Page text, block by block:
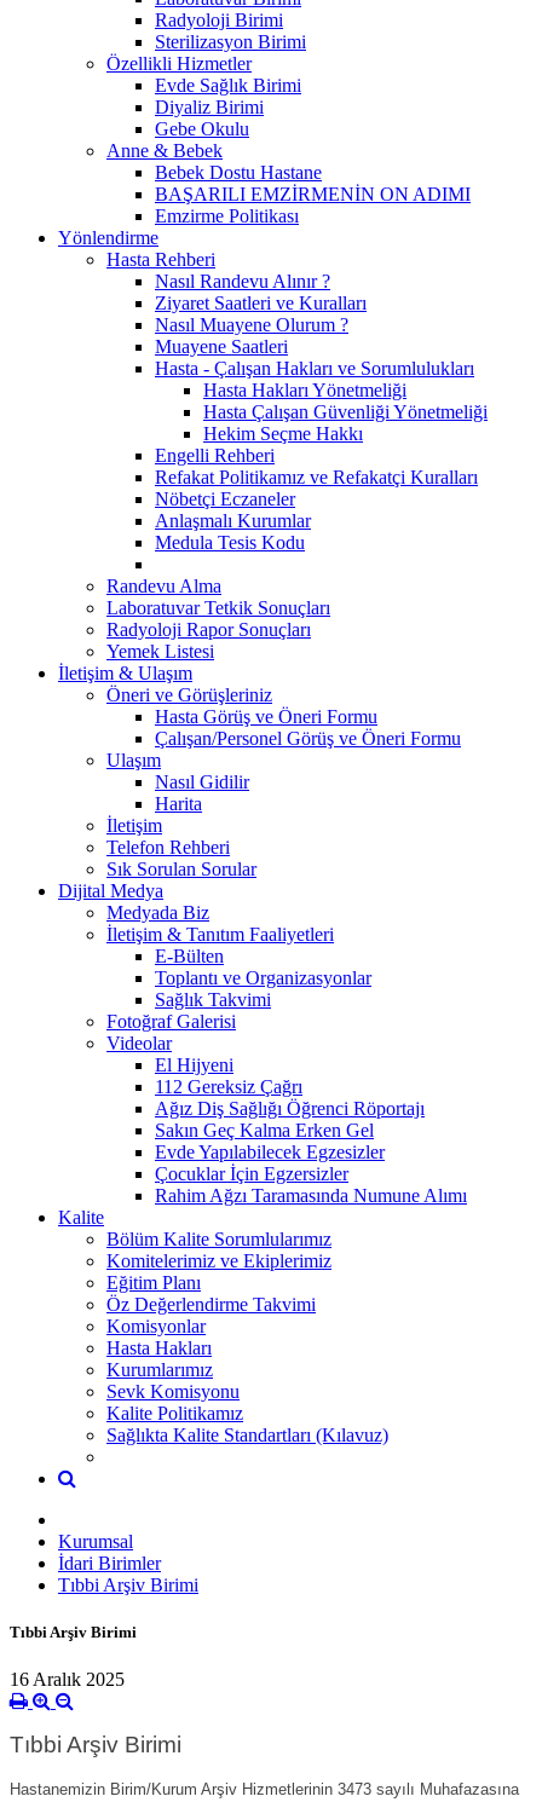
Radyoloji Birimi
Sterilizasyon Birimi
Özellikli Hizmetler
Evde Sağlık Birimi
Diyaliz Birimi
Gebe Okulu
Anne & Bebek
Bebek Dostu Hastane
BAŞARILI EMZİRMENİN ON ADIMI
Emzirme Politikası
Yönlendirme
Hasta Rehberi
Nasıl Randevu Alınır ?
Ziyaret Saatleri ve Kuralları
Nasıl Muayene Olurum ?
Muayene Saatleri
Hasta - Çalışan Hakları ve Sorumlulukları
Hasta Hakları Yönetmeliği
Hasta Çalışan Güvenliği Yönetmeliği
Hekim Seçme Hakkı
Engelli Rehberi
Refakat Politikamız ve Refakatçi Kuralları
Nöbetçi Eczaneler
Anlaşmalı Kurumlar
Medula Tesis Kodu
Randevu Alma
Laboratuvar Tetkik Sonuçları
Radyoloji Rapor Sonuçları
Yemek Listesi
İletişim & Ulaşım
Öneri ve Görüşleriniz
Hasta Görüş ve Öneri Formu
Çalışan/Personel Görüş ve Öneri Formu
Ulaşım
Nasıl Gidilir
Harita
İletişim
Telefon Rehberi
Sık Sorulan Sorular
Dijital Medya
Medyada Biz
İletişim & Tanıtım Faaliyetleri
E-Bülten
Toplantı ve Organizasyonlar
Sağlık Takvimi
Fotoğraf Galerisi
Videolar
El Hijyeni
112 Gereksiz Çağrı
Ağız Diş Sağlığı Öğrenci Röportajı
Sakın Geç Kalma Erken Gel
Evde Yapılabilecek Egzesizler
Çocuklar İçin Egzersizler
Rahim Ağzı Taramasında Numune Alımı
Kalite
Bölüm Kalite Sorumlularımız
Komitelerimiz ve Ekiplerimiz
Eğitim Planı
Öz Değerlendirme Takvimi
Komisyonlar
Hasta Hakları
Kurumlarımız
Sevk Komisyonu
Kalite Politikamız
Sağlıkta Kalite Standartları (Kılavuz)
Kurumsal
İdari Birimler
Tıbbi Arşiv Birimi
Tıbbi Arşiv Birimi
16 Aralık 2025
Tıbbi Arşiv Birimi
Hastanemizin Birim/Kurum Arşiv Hizmetlerinin 3473 sayılı Muhafazasına